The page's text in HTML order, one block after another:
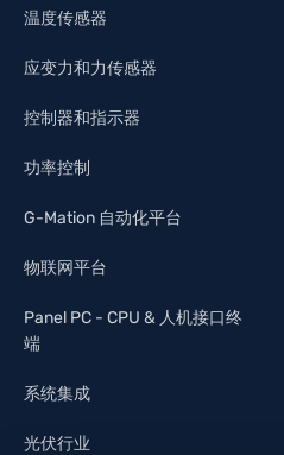
温度传感器
应变力和力传感器
控制器和指示器
功率控制
G-Mation 自动化平台
物联网平台
Panel PC - CPU & 人机接口终
端
系统集成
光伏行业